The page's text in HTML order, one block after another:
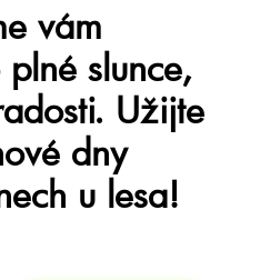
vám
slunce,
Užijte
dny
u lesa!